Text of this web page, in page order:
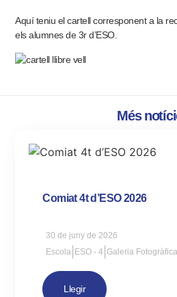
Aquí teniu el cartell corresponent a la
els alumnes de 3r d’ESO.
Més
Comiat 4t d’ESO 2026
30 de juny de 2026
Escola ESO - 4 |Galeria Fotogràfica
Llegir